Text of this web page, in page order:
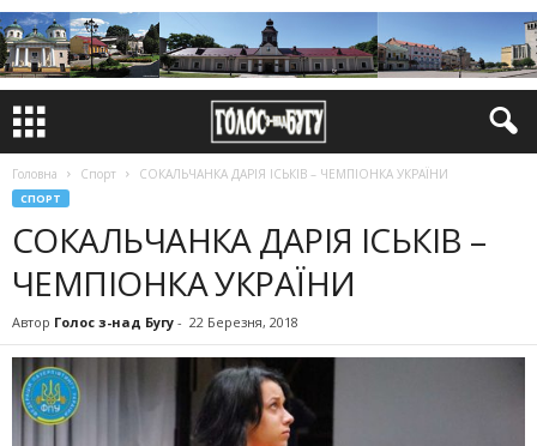
Головна Спорт СОКАЛЬЧАНКА ДАРІЯ ІСЬКІВ – ЧЕМПІОНКА УКРАЇНИ
СПОРТ
СОКАЛЬЧАНКА ДАРІЯ ІСЬКІВ –
ЧЕМПІОНКА УКРАЇНИ
Автор Голос з-над Бугу - 22 Березня, 2018